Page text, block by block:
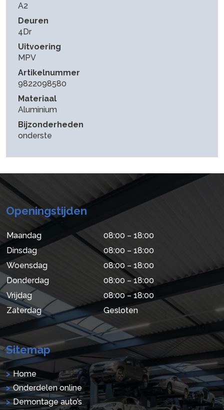
A2
Deuren
4Dr
Uitvoering
MPV
Artikelnummer
9822098580
Materiaal
Aluminium
Bijzonderheden
onderste
Openingstijden
Maandag
08:00 – 18:00
Dinsdag
08:00 – 18:00
Woensdag
08:00 – 18:00
Donderdag
08:00 – 18:00
Vrijdag
08:00 – 18:00
Zaterdag
Gesloten
Sitemap
Home
Onderdelen online
Demontage auto’s